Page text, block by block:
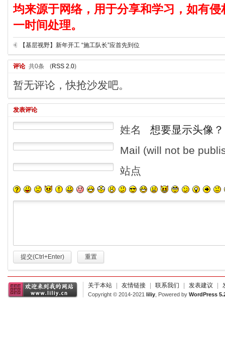
均来源于网络，用于分享和学习，如有
一时间处理。
【基层视野】新年开工 “施工队长”应首先到位
评论 共0条 (RSS 2.0)
暂无评论，快抢沙发吧。
发表评论
姓名
想要显示头像？
Mail (will not be
站点
提交(Ctrl+Enter) 重置
关于本站 | 友情链接 | 联系我们 | 发表建议 |
Copyright © 2014-2021 liliy , Powered by WordPress